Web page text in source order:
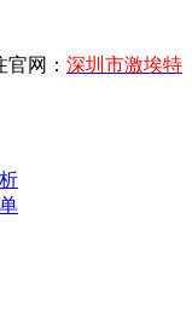
网： 深圳市激埃特